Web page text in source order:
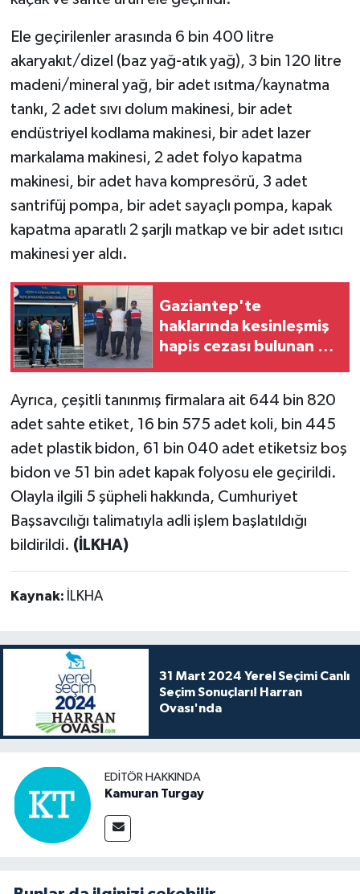
Ele geçirilenler arasında 6 bin 400 litre
akaryakıt/dizel (baz yağ-atık yağ), 3 bin 120 litre
madeni/mineral yağ, bir adet ısıtma/kaynatma
tankı, 2 adet sıvı dolum makinesi, bir adet
endüstriyel kodlama makinesi, bir adet lazer
markalama makinesi, 2 adet folyo kapatma
makinesi, bir adet hava kompresörü, 3 adet
santrifüj pompa, bir adet sayaçlı pompa, kapak
kapatma aparatlı 2 şarjlı matkap ve bir adet ısıtıcı
makinesi yer aldı.
Gaziantep'te
haklarında kesinleşmiş
hapis cezası bulunan 2
Ayrıca, çeşitli tanınmış firmalara ait 644 bin 820
adet sahte etiket, 16 bin 575 adet koli, bin 445
adet plastik bidon, 61 bin 040 adet etiketsiz boş
bidon ve 51 bin adet kapak folyosu ele geçirildi.
Olayla ilgili 5 şüpheli hakkında, Cumhuriyet
Başsavcılığı talimatıyla adli işlem başlatıldığı
bildirildi. (İLKHA)
Kaynak: İLKHA
31 Mart 2024 Yerel Seçimi Canlı
Seçim Sonuçları! Harran
Ovası'nda
EDITÖR HAKKINDA
Kamuran Turgay